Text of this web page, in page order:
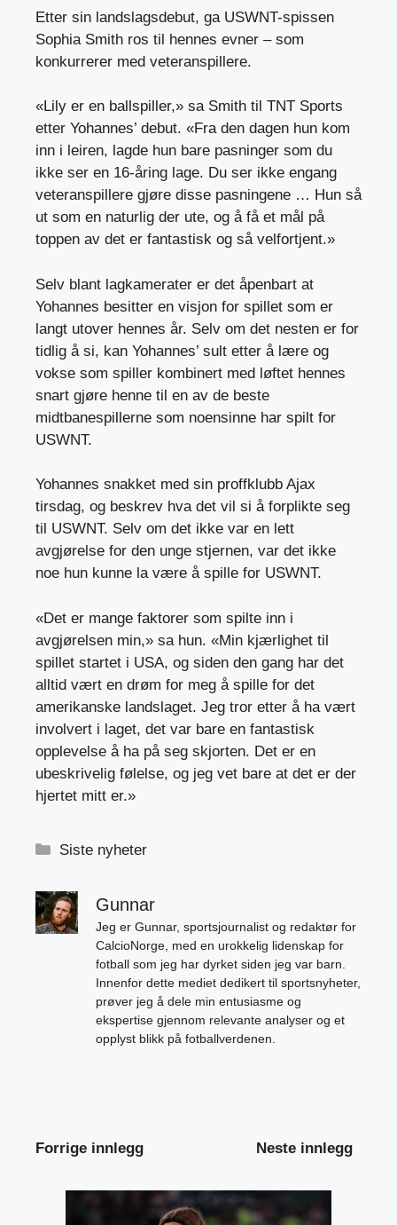
Etter sin landslagsdebut, ga USWNT-spissen
Sophia Smith ros til hennes evner – som
konkurrerer med veteranspillere.
«Lily er en ballspiller,» sa Smith til TNT Sports
etter Yohannes’ debut. «Fra den dagen hun kom
inn i leiren, lagde hun bare pasninger som du
ikke ser en 16-åring lage. Du ser ikke engang
veteranspillere gjøre disse pasningene … Hun så
ut som en naturlig der ute, og å få et mål på
toppen av det er fantastisk og så velfortjent.»
Selv blant lagkamerater er det åpenbart at
Yohannes besitter en visjon for spillet som er
langt utover hennes år. Selv om det nesten er for
tidlig å si, kan Yohannes’ sult etter å lære og
vokse som spiller kombinert med løftet hennes
snart gjøre henne til en av de beste
midtbanespillerne som noensinne har spilt for
USWNT.
Yohannes snakket med sin proffklubb Ajax
tirsdag, og beskrev hva det vil si å forplikte seg
til USWNT. Selv om det ikke var en lett
avgjørelse for den unge stjernen, var det ikke
noe hun kunne la være å spille for USWNT.
«Det er mange faktorer som spilte inn i
avgjørelsen min,» sa hun. «Min kjærlighet til
spillet startet i USA, og siden den gang har det
alltid vært en drøm for meg å spille for det
amerikanske landslaget. Jeg tror etter å ha vært
involvert i laget, det var bare en fantastisk
opplevelse å ha på seg skjorten. Det er en
ubeskrivelig følelse, og jeg vet bare at det er der
hjertet mitt er.»
Kategorier
Siste nyheter
Gunnar
Jeg er Gunnar, sportsjournalist og redaktør for
CalcioNorge, med en urokkelig lidenskap for
fotball som jeg har dyrket siden jeg var barn.
Innenfor dette mediet dedikert til sportsnyheter,
prøver jeg å dele min entusiasme og
ekspertise gjennom relevante analyser og et
opplyst blikk på fotballverdenen.
Forrige innlegg Neste innlegg